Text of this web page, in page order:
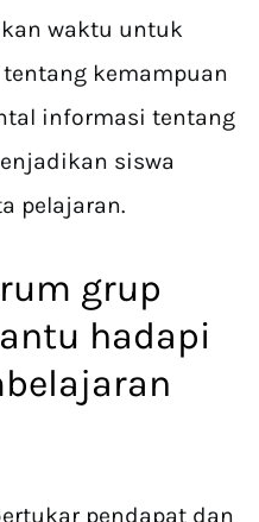
waktu untuk
kemampuan
informasi tentang
siswa
pelajaran.
grup
hadapi
pendapat dan